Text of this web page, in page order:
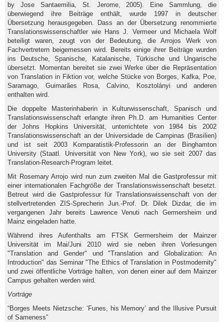
by Jose Santaemilia, St. Jerome, 2005). Eine Sammlung, die
überwiegend ihre Beiträge enthält, wurde 1997 in deutscher
Übersetzung herausgegeben. Dass an der Übersetzung renommierte
Translationswissenschaftler wie Hans J. Vermeer und Michaela Wolf
beteiligt waren, zeugt von der Bedeutung, die Arrojos Werk von
Fachvertretern beigemessen wird. Bereits einige ihrer Beiträge wurden
ins Deutsche, Spanische, Katalanische, Türkische und Ungarische
übersetzt. Momentan bereitet sie zwei Werke über die Repräsentation
von Translation in Fiktion vor, welche Stücke von Borges, Kafka, Poe,
Saramago, Guimarães Rosa, Calvino, Kosztolányi und anderen
enthalten wird.
Die doppelte Masterinhaberin in Kulturwissenschaft, Spanisch und
Translationswissenschaft erlangte ihren Ph.D. am Humanities Center
der Johns Hopkins Universität, unterrichtete von 1984 bis 2002
Translationswissenschaft an der Universidade de Campinas (Brasilien)
und ist seit 2003 Komparatistik-Professorin an der Binghamton
University (Staatl. Universität von New York), wo sie seit 2007 das
Translation-Research-Program leitet.
Mit Rosemary Arrojo wird nun zum zweiten Mal die Gastprofessur mit
einer internationalen Fachgröße der Translationswissenschaft besetzt.
Betreut wird die Gastprofessur für Translationswissenschaft von der
stellvertretenden ZIS-Sprecherin Jun.-Prof. Dr. Dilek Dizdar, die im
vergangenen Jahr bereits Lawrence Venuti nach Germersheim und
Mainz eingeladen hatte.
Während ihres Aufenthalts am FTSK Germersheim der Mainzer
Universität im Mai/Juni 2010 wird sie neben ihren Vorlesungen
"Translation and Gender" und "Translation and Globalization: An
Introduction" das Seminar "The Ethics of Translation in Postmodernity"
und zwei öffentliche Vorträge halten, von denen einer auf dem Mainzer
Campus gehalten werden wird.
Vorträge
“Borges Meets Nietzsche: ‘Funes, his Memory’ and the Illusive Pursuit
of Sameness”